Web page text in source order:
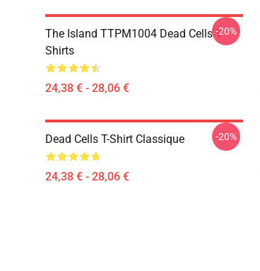
The Island TTPM1004 Dead Cells T-
Shirts
24,38 € - 28,06 €
-20%
Dead Cells T-Shirt Classique
24,38 € - 28,06 €
-20%